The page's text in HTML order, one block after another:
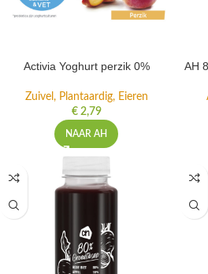
Activia Yoghurt perzik 0%
Zuivel, Plantaardig, Eieren
€2,79
NAAR AH
AH